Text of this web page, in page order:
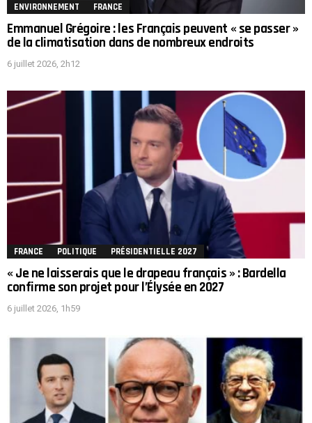
ENVIRONNEMENT FRANCE
Emmanuel Grégoire : les Français peuvent « se passer »
de la climatisation dans de nombreux endroits
6 juillet 2026, 2h12
FRANCE POLITIQUE PRÉSIDENTIELLE 2027
« Je ne laisserais que le drapeau français » : Bardella
confirme son projet pour l’Élysée en 2027
6 juillet 2026, 1h59